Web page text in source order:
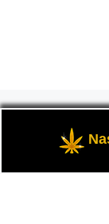
marihuanie